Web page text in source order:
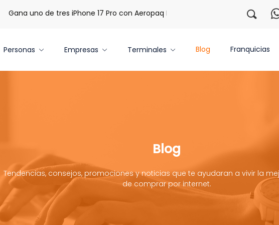
Gana uno de tres iPhone 17 Pro con Aeropaq Prime ¡Regístrate con
Personas Empresas Terminales Blog Franquicias
Blog
Tendencias, consejos, promociones y noticias que te ayudaran a vivir la
de comprar por internet.